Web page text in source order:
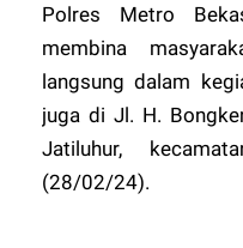
Polres Metro
membina
langsung dalam
juga di Jl. H.
Jatiluhur,
(28/02/24).